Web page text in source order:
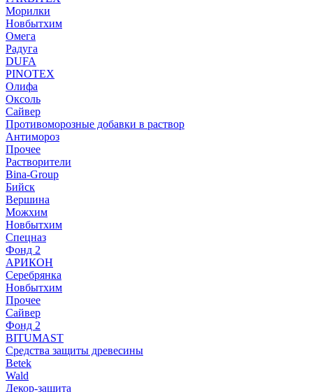
Морилки
Новбытхим
Омега
Радуга
DUFA
PINOTEX
Олифа
Оксоль
Сайвер
Противоморозные добавки в раствор
Антимороз
Прочее
Растворители
Bina-Group
Бийск
Вершина
Можхим
Новбытхим
Спецназ
Фонд 2
АРИКОН
Серебрянка
Новбытхим
Прочее
Сайвер
Фонд 2
BITUMAST
Средства защиты древесины
Betek
Wald
Декор-защита